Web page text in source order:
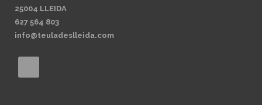
25004 LLEIDA
627 564 803
info@teuladeslleida.com